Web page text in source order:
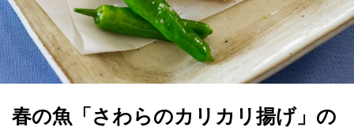
春の魚「さわらのカリカリ揚げ」の